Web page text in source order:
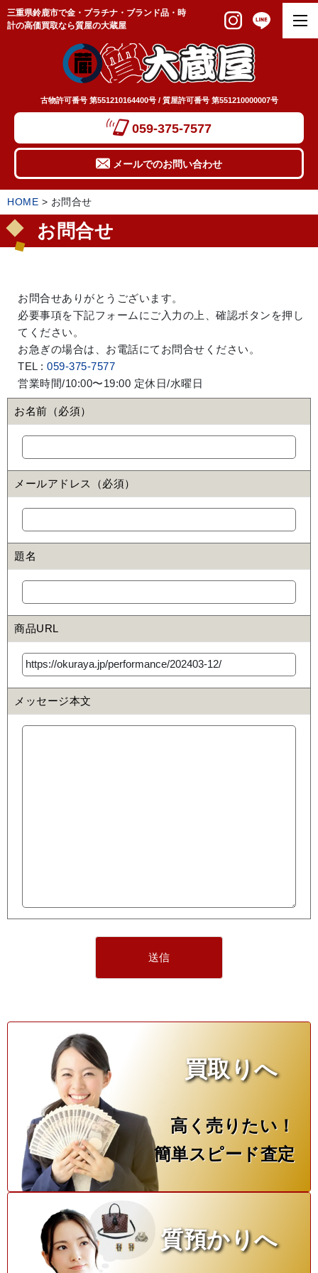
三重県鈴鹿市で金・プラチナ・ブランド品・時
計の高価買取なら質屋の大蔵屋
古物許可番号 第551210164400号 / 質屋許可番号 第551210000007号
059-375-7577
メールでのお問い合わせ
HOME > お問合せ
お問合せ
お問合せありがとうございます。
必要事項を下記フォームにご入力の上、確認ボタンを押し
てください。
お急ぎの場合は、お電話にてお問合せください。
TEL : 059-375-7577
営業時間/10:00〜19:00 定休日/水曜日
お名前（必須）
メールアドレス（必須）
題名
商品URL
メッセージ本文
買取りへ
高く売りたい！
簡単スピード査定
質預かりへ